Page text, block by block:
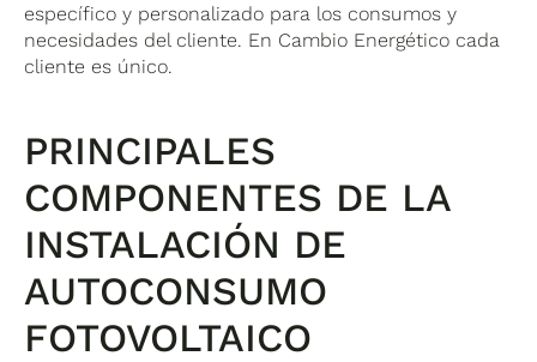
específico y personalizado para los consumos y
necesidades del cliente. En Cambio Energético cada
cliente es único.
PRINCIPALES
COMPONENTES DE LA
INSTALACIÓN DE
AUTOCONSUMO
FOTOVOLTAICO